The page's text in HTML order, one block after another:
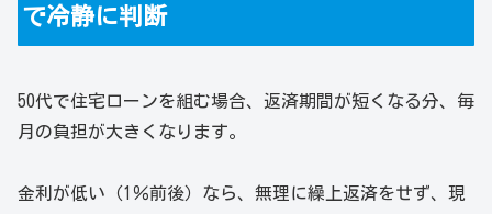
で冷静に判断
50代で住宅ローンを組む場合、返済期間が短くなる分、毎
月の負担が大きくなります。
金利が低い（1％前後）なら、無理に繰上返済をせず、現